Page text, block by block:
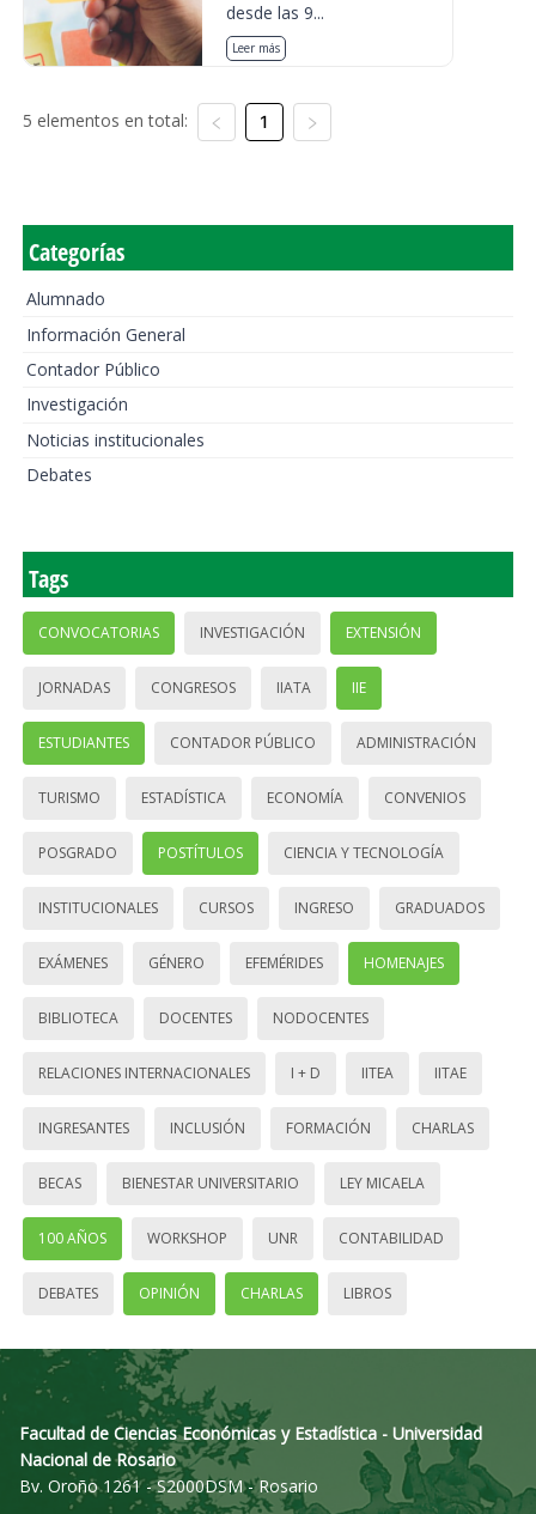
desde las 9...
Leer más
5 elementos en total: 1
Categorías
Alumnado
Información General
Contador Público
Investigación
Noticias institucionales
Debates
Tags
CONVOCATORIAS INVESTIGACIÓN EXTENSIÓN
JORNADAS CONGRESOS IIATA IIE
ESTUDIANTES CONTADOR PÚBLICO ADMINISTRACIÓN
TURISMO ESTADÍSTICA ECONOMÍA CONVENIOS
POSGRADO POSTÍTULOS CIENCIA Y TECNOLOGÍA
INSTITUCIONALES CURSOS INGRESO GRADUADOS
EXÁMENES GÉNERO EFEMÉRIDES HOMENAJES
BIBLIOTECA DOCENTES NODOCENTES
RELACIONES INTERNACIONALES I + D IITEA IITAE
INGRESANTES INCLUSIÓN FORMACIÓN CHARLAS
BECAS BIENESTAR UNIVERSITARIO LEY MICAELA
100 AÑOS WORKSHOP UNR CONTABILIDAD
DEBATES OPINIÓN CHARLAS LIBROS
Facultad de Ciencias Económicas y Estadística - Universidad
Nacional de Rosario
Bv. Oroño 1261 - S2000DSM - Rosario